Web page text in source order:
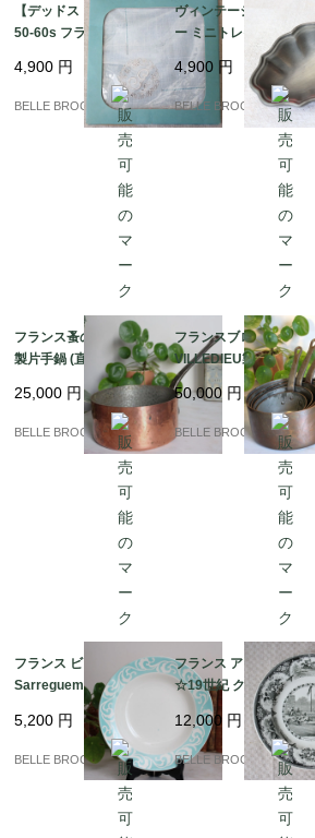
【デッドストック】19
50-60s フランス製 ヴ
ィンテージリネン ハン
カチ 花冠とイニシャル
「G」の手刺繍｜フラ
ンス発送（到着まで2-3
4,900 円
BELLE BROCANTE
ヴィンテージ ピュータ
ー ミニトレイ イタリア
製 METALARS 錫製 小
皿 アクセサリートレイ
｜フランス発送（到着
まで2-3週間）
4,900 円
BELLE BROCANTE
フランス蚤の市発 ★銅
製片手鍋 (直径20cm/深
さ10cm)｜フランス発
送（到着まで2-3週間）
25,000 円
BELLE BROCANTE
フランスブロカント☆
VILLEDIEU製 重厚2m
m厚 銅製片手鍋 5点フ
ルセット 鋳鉄ハンドル
/ コッパー｜フランス発
送（到着まで2-3週間）
50,000 円
BELLE BROCANTE
フランス ビンテージ★
Sarreguemines サルグ
ミンヌ Honfleur ターコ
イズブルーの美しいプ
レート/皿｜フランス発
送（到着まで2-3週間）
5,200 円
BELLE BROCANTE
フランス アンティーク
☆19世紀 クレイユ・
エ・モントロー Creil e
t Montereau「La Chas
se au Cerf」Assiette
Parlante｜フランスか
12,000 円
BELLE BROCANTE